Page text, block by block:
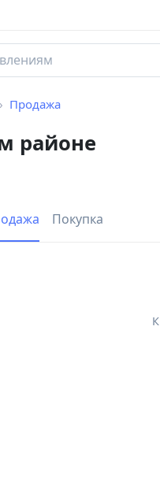
Продажа
районе
Покупка